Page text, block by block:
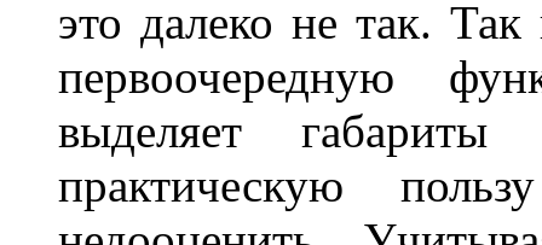
это далеко не так. Так
первоочередную
выделяет
практическую